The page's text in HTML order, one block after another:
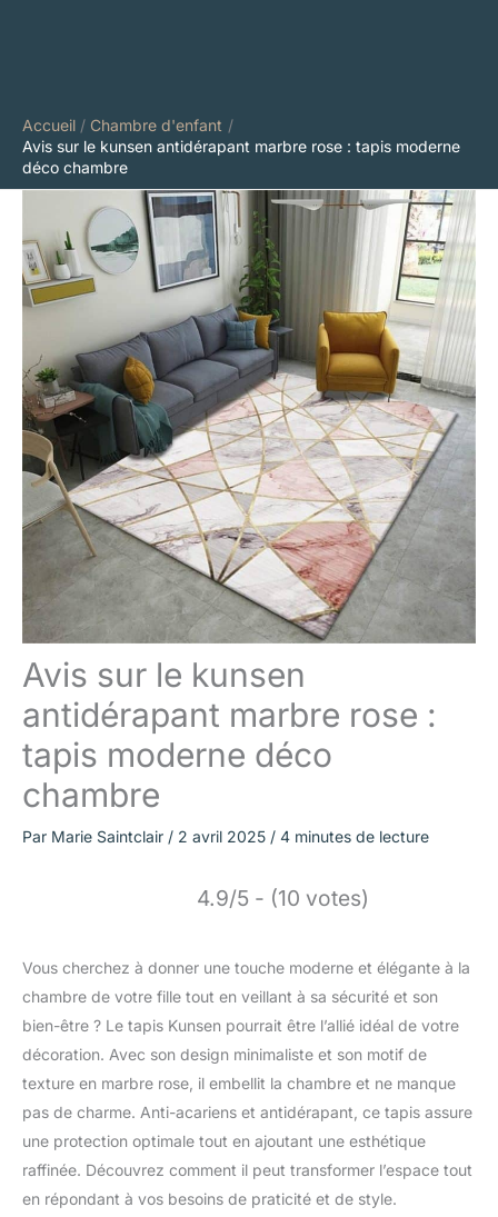
Accueil
Chambre d'enfant
Avis sur le kunsen antidérapant marbre rose : tapis moderne
déco chambre
Avis sur le kunsen
antidérapant marbre rose :
tapis moderne déco
chambre
Par Marie Saintclair / 2 avril 2025 / 4 minutes de lecture
4.9/5 - (10 votes)
Vous cherchez à donner une touche moderne et élégante à la
chambre de votre fille tout en veillant à sa sécurité et son
bien-être ? Le tapis Kunsen pourrait être l’allié idéal de votre
décoration. Avec son design minimaliste et son motif de
texture en marbre rose, il embellit la chambre et ne manque
pas de charme. Anti-acariens et antidérapant, ce tapis assure
une protection optimale tout en ajoutant une esthétique
raffinée. Découvrez comment il peut transformer l’espace tout
en répondant à vos besoins de praticité et de style.